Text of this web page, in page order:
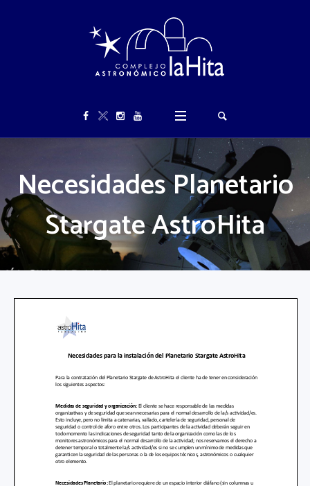
Necesidades Planetario
Stargate AstroHita